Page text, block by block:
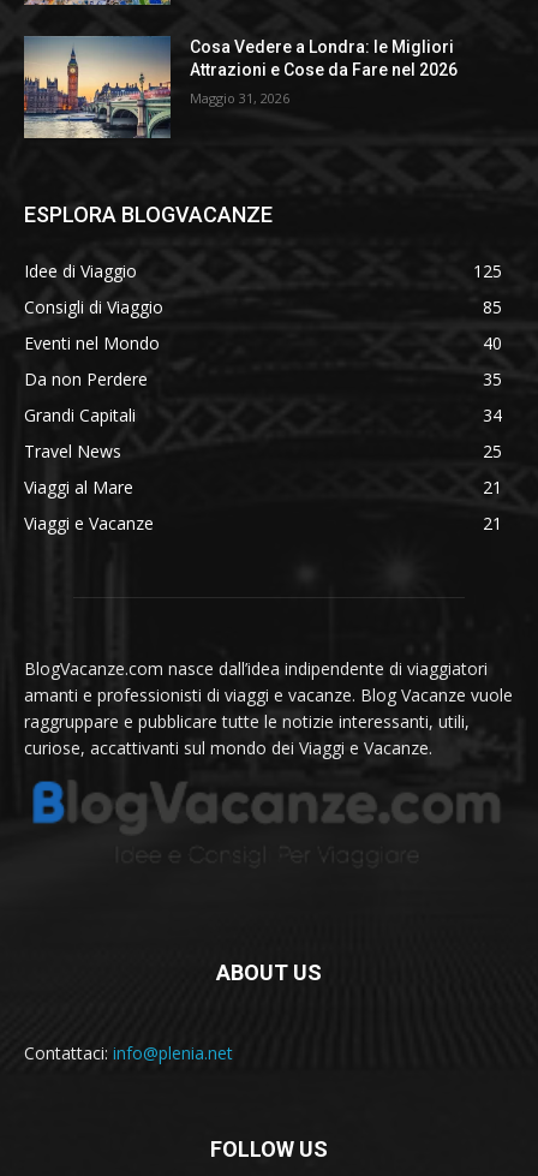
Cosa Vedere a Londra: le Migliori
Attrazioni e Cose da Fare nel 2026
Maggio 31, 2026
ESPLORA BLOGVACANZE
Idee di Viaggio
125
Consigli di Viaggio
85
Eventi nel Mondo
40
Da non Perdere
35
Grandi Capitali
34
Travel News
25
Viaggi al Mare
21
Viaggi e Vacanze
21
BlogVacanze.com nasce dall’idea indipendente di viaggiatori
amanti e professionisti di viaggi e vacanze. Blog Vacanze vuole
raggruppare e pubblicare tutte le notizie interessanti, utili,
curiose, accattivanti sul mondo dei Viaggi e Vacanze.
ABOUT US
Contattaci: info@plenia.net
FOLLOW US